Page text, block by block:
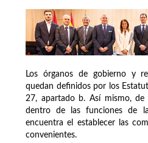
Los órganos de gobierno y
quedan definidos por los
27, apartado b. Así mismo,
dentro de las funciones de
encuentra el establecer las
convenientes.